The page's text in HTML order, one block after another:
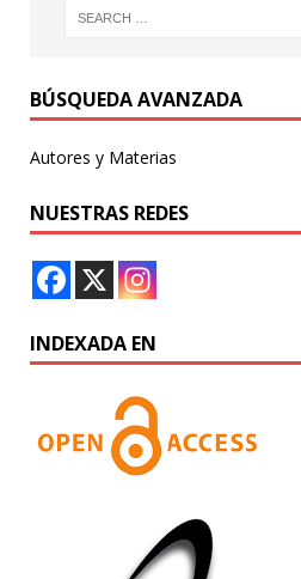
BÚSQUEDA AVANZADA
Autores y Materias
NUESTRAS REDES
INDEXADA EN